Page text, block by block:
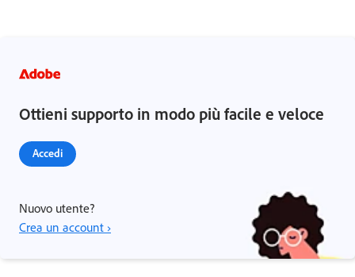
Ottieni supporto in modo più facile e veloce
Accedi
Nuovo utente?
Crea un account ›